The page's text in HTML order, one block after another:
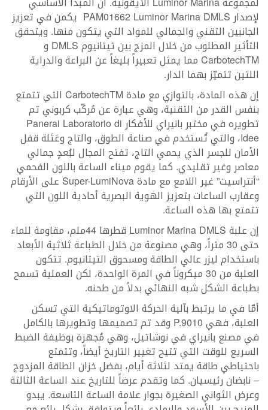
لإصدار PAM01662 Luminor Marina DMLS يكمن في تعزيز
الجانبين التقني والجمالي للمواد التي يتكون منها. ويتحقق
التأثير المطلوب من خلال المزج بين تيتانيوم DMLS و
CarbotechTM مما يمثل تعبيراً بليغاً عن البراعة والدراية
اللتين تتميّز بهما الدار.
إن هذه المادة، بالتوازي مع مادة CarbotechTM التي تتمتع
بنفس القدر من التقنية، وهي عبارة عن مُركّب كربوني تم
تطويره في مختبر بانيراي للأفكار Panerai Laboratorio di
Idee، والتي تُستخدم في صناعة الطوق، والتاج وعَتَلة قفل
الأمان للجسر الذي يحمي التاج، تفتح المجال لبُعدٍ جمالي
معاصر وغير تقليدي. كما يقوم ميناء الساعة باللون الفحمي
“أنتراسيت” غير اللامع مع مادة Super-LumiNova على الأرقام
وعقارب الساعات بتعزيز الهوية البصرية أحادية اللون التي
تتمتع بها هذه الساعة.
إن علبة Luminor Marina DMLS قطرها 44ملم، مقاومة للماء
حتى 30 متراً، وهي مصنوعة من خلال الطباعة ثلاثية الأبعاد
باستخدام ليزر عالي الطاقة ومسحوق التيتانيوم. تتكون
العلبة من 30 ميكروناً في المرة الواحدة، لكن العملية تسمح
بطباعة الشكل شبه النهائي بدلاً من طحنه.
أمّا في ما يرتبط بآلية الحركة الاوتوماتيكية التي تسكن
العلبة، فهي P.9010 وقد تم تصميمها وتطويرها بالكامل
في مصنع بانيراي في نوشاتيل، وهي مُجهزة بوظيفة الضبط
السريع للوقت التي تتيح تغيير التاريخ أيضاً، وتتمتع
باحتياطي طاقة يمتد لثلاثة أيام، بفضل خزان الطاقة المزدوج
– نابضان رئيسيان. كما وتقدم عرضاً للتاريخ عند الساعة الثالثة
وعرض الثواني الصغيرة بجوار علامة الساعة التاسعة. يبدو